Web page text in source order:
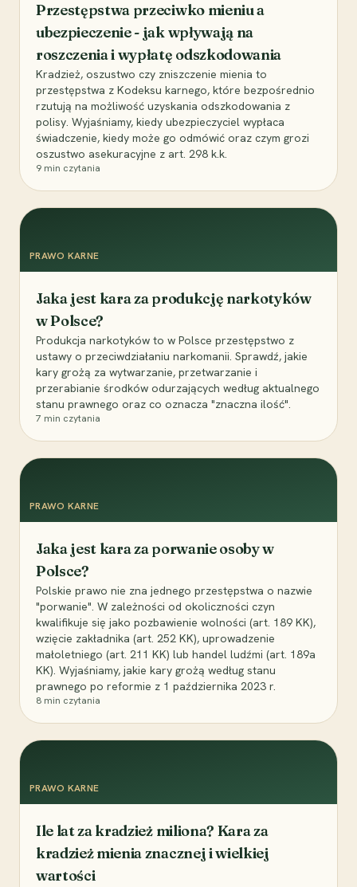
Przestępstwa przeciwko mieniu a
ubezpieczenie - jak wpływają na
roszczenia i wypłatę odszkodowania
Kradzież, oszustwo czy zniszczenie mienia to
przestępstwa z Kodeksu karnego, które bezpośrednio
rzutują na możliwość uzyskania odszkodowania z
polisy. Wyjaśniamy, kiedy ubezpieczyciel wypłaca
świadczenie, kiedy może go odmówić oraz czym grozi
oszustwo asekuracyjne z art. 298 k.k.
9 min czytania
PRAWO KARNE
Jaka jest kara za produkcję narkotyków
w Polsce?
Produkcja narkotyków to w Polsce przestępstwo z
ustawy o przeciwdziałaniu narkomanii. Sprawdź, jakie
kary grożą za wytwarzanie, przetwarzanie i
przerabianie środków odurzających według aktualnego
stanu prawnego oraz co oznacza "znaczna ilość".
7 min czytania
PRAWO KARNE
Jaka jest kara za porwanie osoby w
Polsce?
Polskie prawo nie zna jednego przestępstwa o nazwie
"porwanie". W zależności od okoliczności czyn
kwalifikuje się jako pozbawienie wolności (art. 189 KK),
wzięcie zakładnika (art. 252 KK), uprowadzenie
małoletniego (art. 211 KK) lub handel ludźmi (art. 189a
KK). Wyjaśniamy, jakie kary grożą według stanu
prawnego po reformie z 1 października 2023 r.
8 min czytania
PRAWO KARNE
Ile lat za kradzież miliona? Kara za
kradzież mienia znacznej i wielkiej
wartości